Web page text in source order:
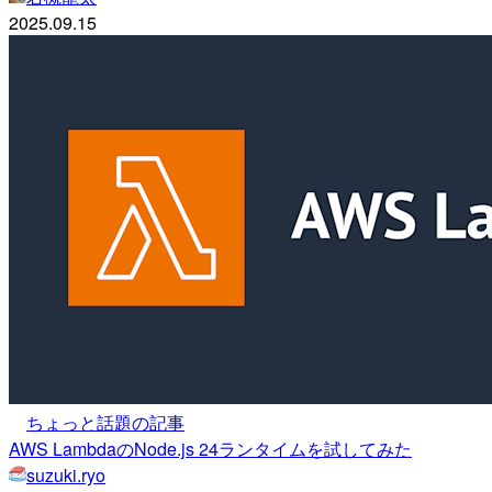
2025.09.15
ちょっと話題の記事
AWS LambdaのNode.js 24ランタイムを試してみた
suzuki.ryo